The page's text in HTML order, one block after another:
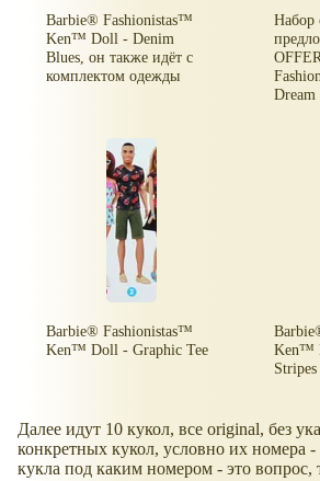
Barbie® Fashionistas™
Ken™ Doll - Denim
Blues, он также идёт с
комплектом одежды
Набор
Barbie® Fashionistas™
Ken™ Doll - Graphic Tee
Ken™
Stripes
Далее идут 10 кукол, все original, без
конкретных кукол, условно их номера -
кукла под каким номером - это вопрос,